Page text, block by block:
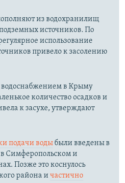
из водохранилищ
источников. По
использование
привело к засолению
водоснабжением в Крыму
количество осадков и
к засухе, утверждают
подачи водыбыли введены в
Симферопольском и
Позже это коснулось
района и частично